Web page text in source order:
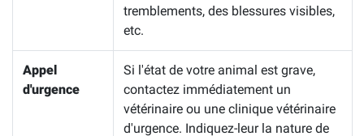
tremblements, des blessures visibles,
etc.
Appel
d'urgence
Si l'état de votre animal est grave,
contactez immédiatement un
vétérinaire ou une clinique vétérinaire
d'urgence. Indiquez-leur la nature de